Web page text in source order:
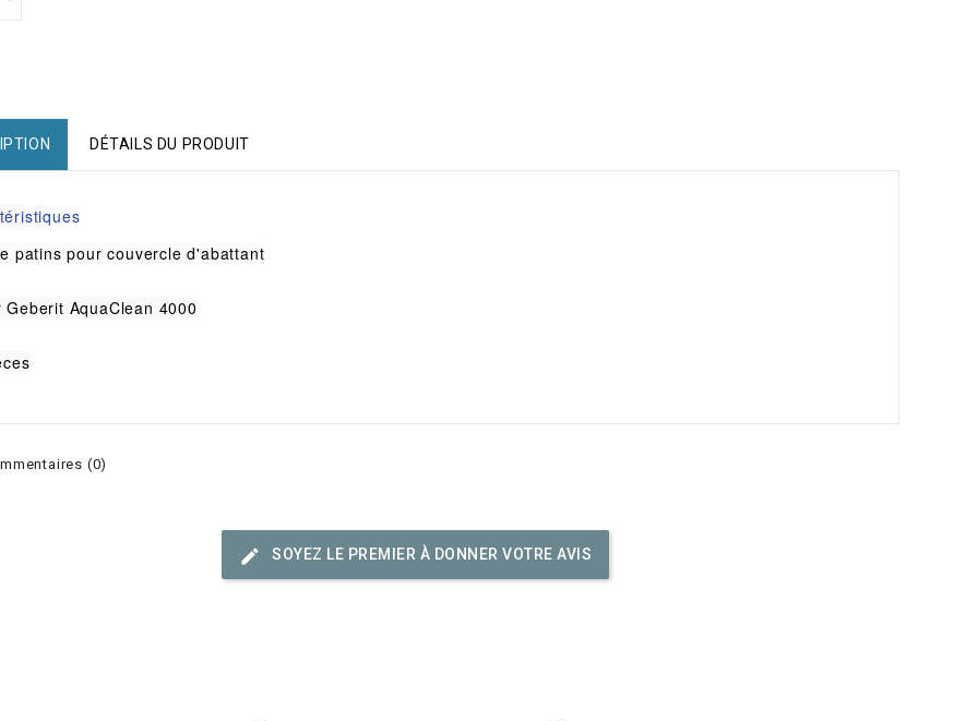
DÉTAILS DU PRODUIT
patins pour couvercle d'abattant
Geberit AquaClean 4000
(0)
SOYEZ LE PREMIER À DONNER VOTRE AVIS